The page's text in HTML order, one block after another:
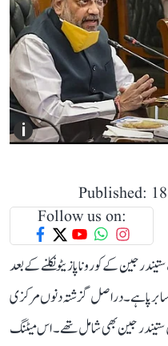
i
Published:
Follow us on:
جین کے کورونا پازیٹو نکلنے کے بعد
سا برپا ہے۔ دراصل گزشتہ دنوں مرکزی
جین بھی شامل تھے۔ اس میٹنگ